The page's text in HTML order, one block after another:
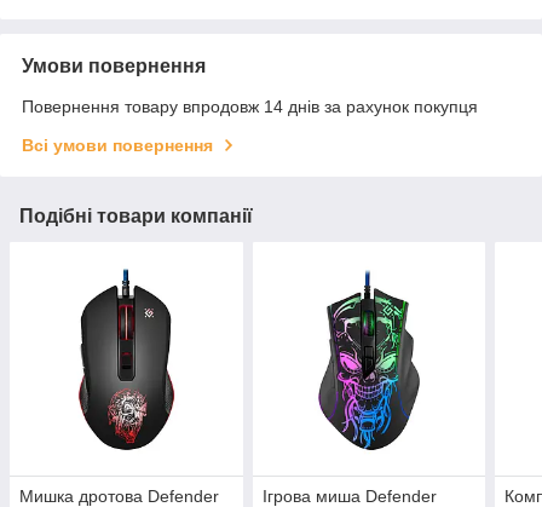
Умови повернення
Повернення товару впродовж 14 днів за рахунок покупця
Всі умови повернення
Подібні товари компанії
Мишка дротова Defender
Ігрова миша Defender